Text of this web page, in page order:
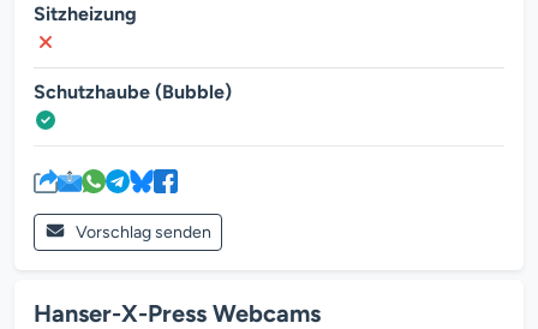
Sitzheizung
Schutzhaube (Bubble)
Vorschlag senden
Hanser-X-Press Webcams